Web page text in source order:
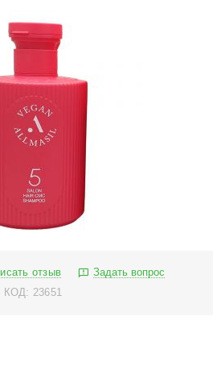
отзыв
Задать вопрос
КОД: 23651